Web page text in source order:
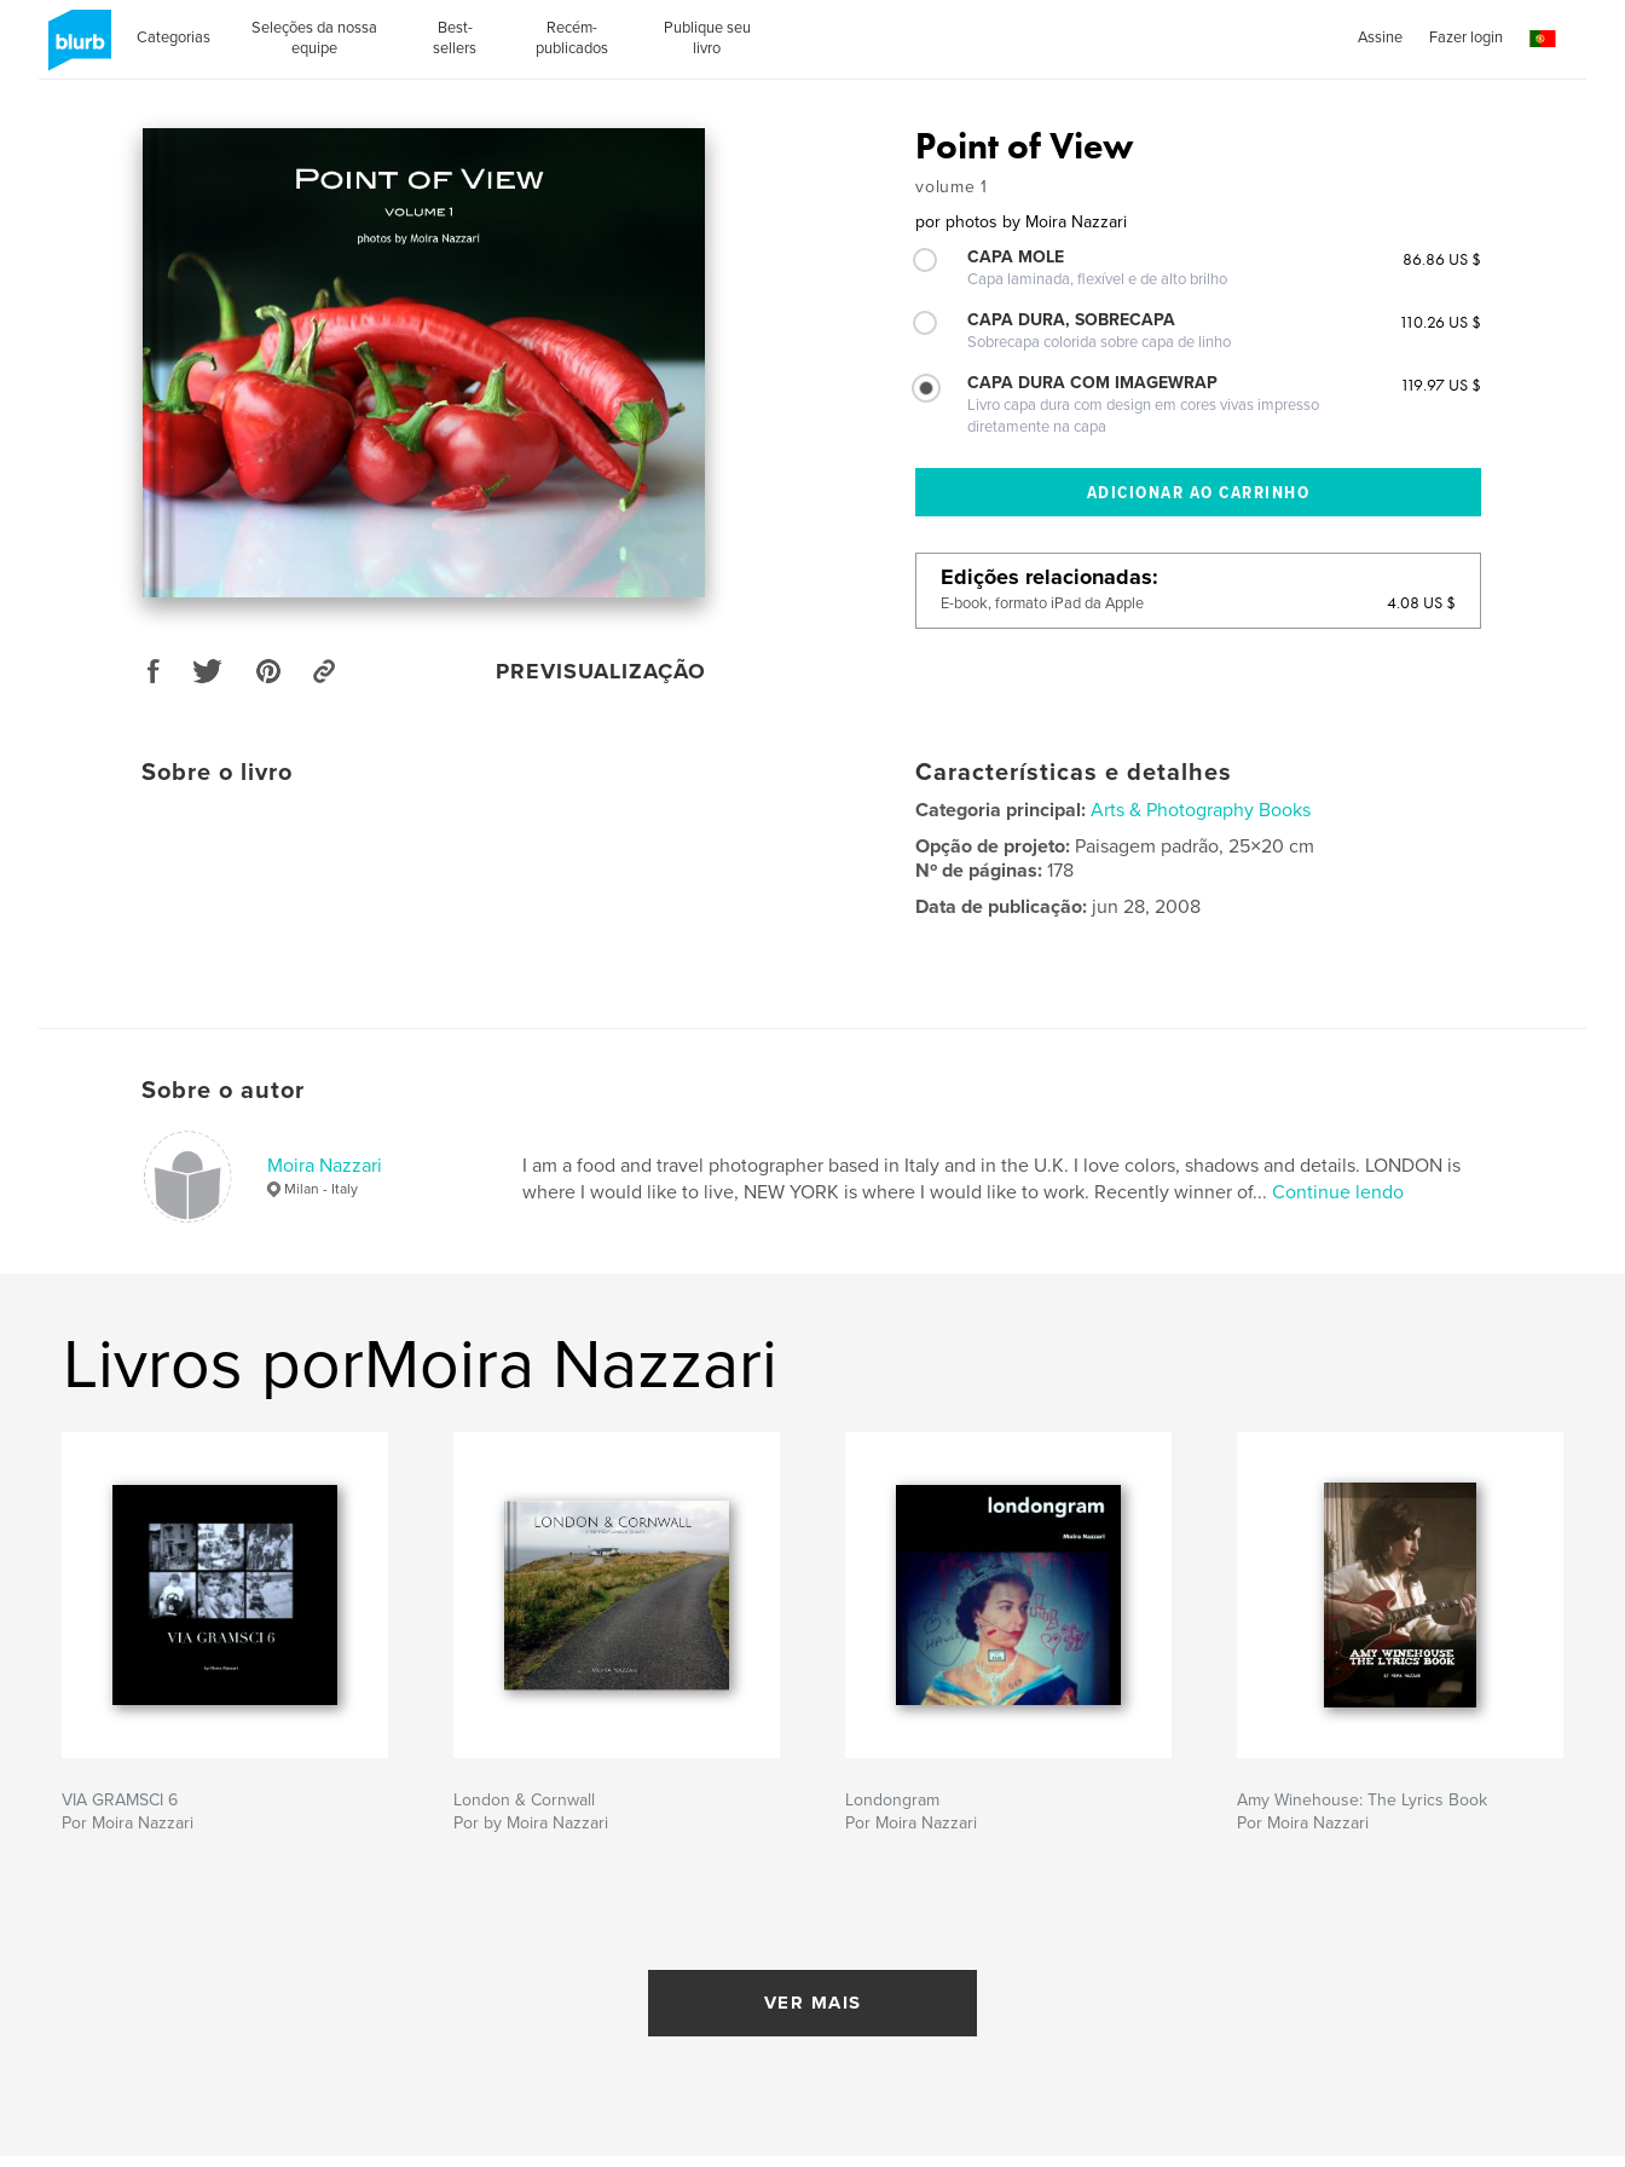
Categorias
Seleções da nossa
equipe
Best-
sellers
Recém-
publicados
Publique seu
livro
Assine Fazer login
PREVISUALIZAÇÃO
Point of View
volume 1
por photos by Moira Nazzari
CAPA MOLE
Capa laminada, flexível e de alto brilho
86.86 US $
CAPA DURA, SOBRECAPA
Sobrecapa colorida sobre capa de linho
110.26 US $
CAPA DURA COM IMAGEWRAP
Livro capa dura com design em cores vivas impresso
diretamente na capa
119.97 US $
Edições relacionadas
E-book, formato iPad da Apple 4.08 US $
Sobre o livro Características e detalhes
Categoria principal: Arts & Photography Books
Opção de projeto: Paisagem padrão, 25×20 cm
Nº de páginas:178
Data de publicação: jun 28, 2008
Sobre o autor
Moira Nazzari
Milan - Italy
I am a food and travel photographer based in Italy and in the U.K. I love colors, shadows and details. LONDON is
where I would like to live, NEW YORK is where I would like to work. Recently winner of... Continue lendo
Livros porMoira Nazzari
VIA GRAMSCI 6
Por Moira Nazzari
London & Cornwall
Por by Moira Nazzari
Londongram
Por Moira Nazzari
Amy Winehouse: The Lyrics Book
Por Moira Nazzari
VER MAIS